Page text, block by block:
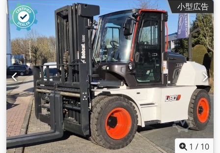
小型広告
1 / 10